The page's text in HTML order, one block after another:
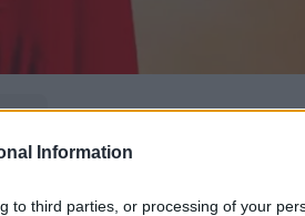
Information
to third parties, or processing of your